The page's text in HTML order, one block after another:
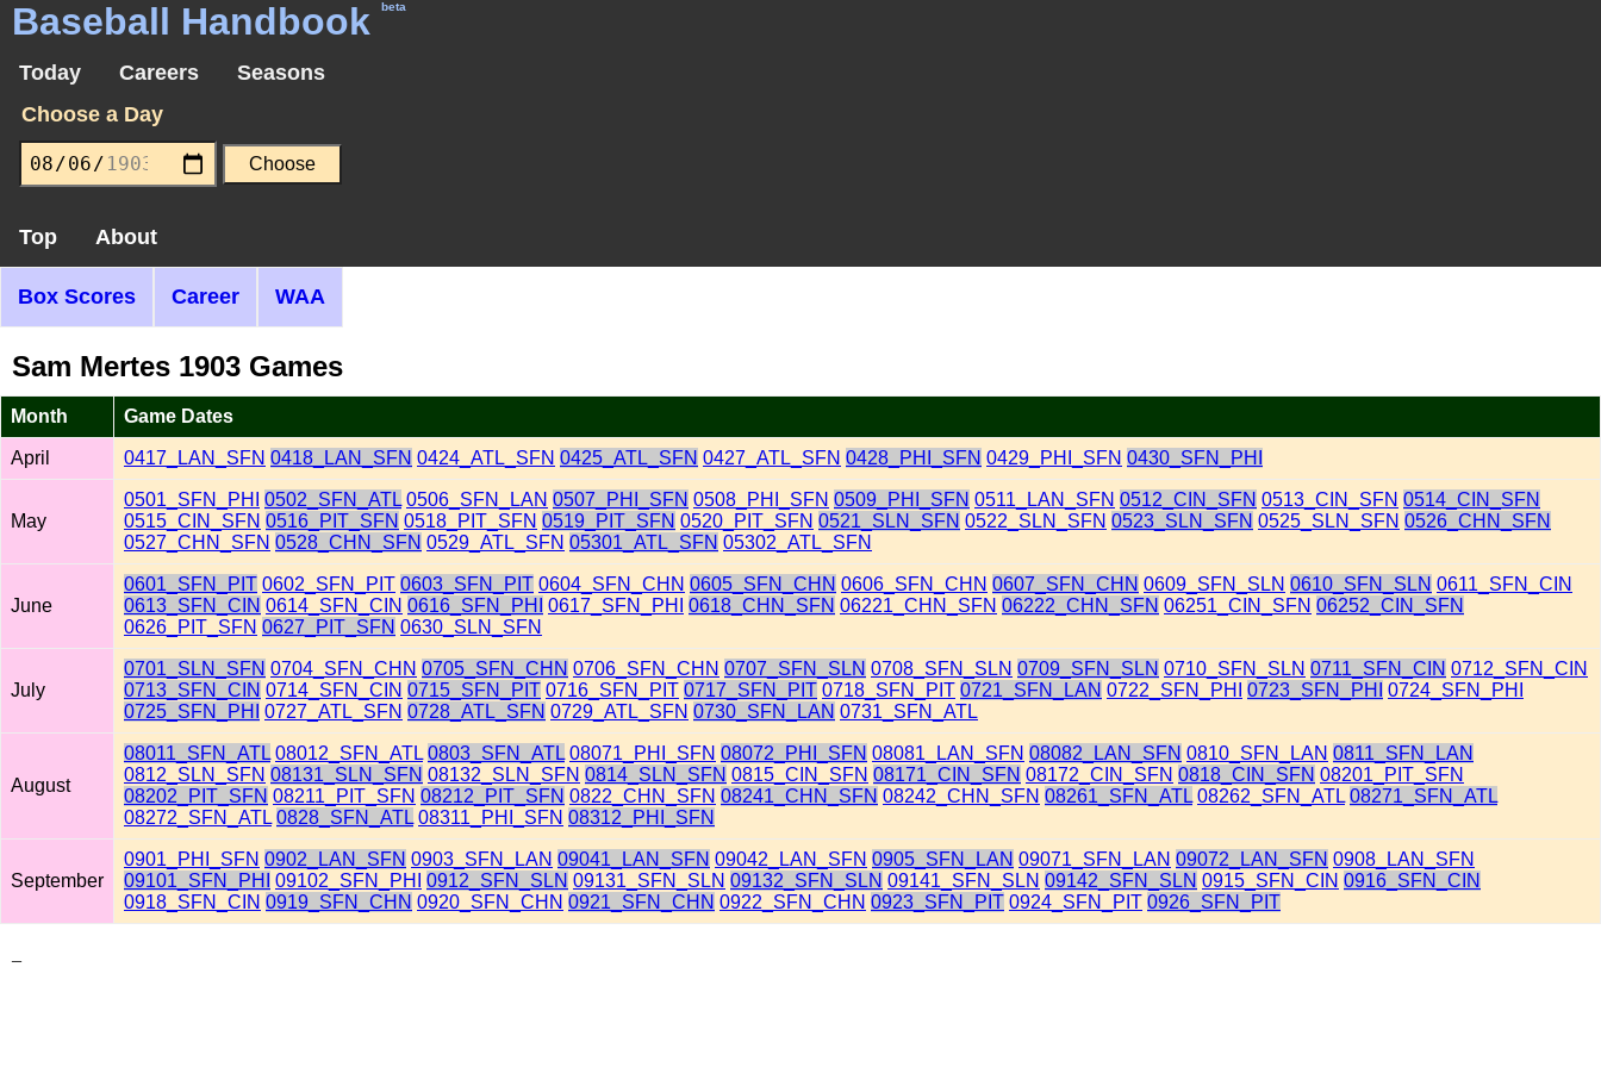
Baseball Handbook beta
Today Careers
Seasons
Choose a Day
Top About
Box Scores Career WAA
Sam Mertes 1903 Games
Month Game Dates
April 0417_LAN_SFN 0418_LAN_SFN 0424_ATL_SFN 0425_ATL_SFN 0427_ATL_SFN 0428_PHI_SFN 0429_PHI_SFN 0430_SFN_PHI
May
0501_SFN_PHI 0502_SFN_ATL 0506_SFN_LAN 0507_PHI_SFN 0508_PHI_SFN 0509_PHI_SFN 0511_LAN_SFN 0512_CIN_SFN 0513_CIN_SFN 0514_CIN_SFN
0515_CIN_SFN 0516_PIT_SFN 0518_PIT_SFN 0519_PIT_SFN 0520_PIT_SFN 0521_SLN_SFN 0522_SLN_SFN 0523_SLN_SFN 0525_SLN_SFN 0526_CHN_SFN
0527_CHN_SFN 0528_CHN_SFN 0529_ATL_SFN 05301_ATL_SFN 05302_ATL_SFN
June
0601_SFN_PIT 0602_SFN_PIT 0603_SFN_PIT 0604_SFN_CHN 0605_SFN_CHN 0606_SFN_CHN 0607_SFN_CHN 0609_SFN_SLN 0610_SFN_SLN 0611_SFN_CIN
0613_SFN_CIN 0614_SFN_CIN 0616_SFN_PHI 0617_SFN_PHI 0618_CHN_SFN 06221_CHN_SFN 06222_CHN_SFN 06251_CIN_SFN 06252_CIN_SFN
0626_PIT_SFN 0627_PIT_SFN 0630_SLN_SFN
July
0701_SLN_SFN 0704_SFN_CHN 0705_SFN_CHN 0706_SFN_CHN 0707_SFN_SLN 0708_SFN_SLN 0709_SFN_SLN 0710_SFN_SLN 0711_SFN_CIN 0712_SFN_CIN
0713_SFN_CIN 0714_SFN_CIN 0715_SFN_PIT 0716_SFN_PIT 0717_SFN_PIT 0718_SFN_PIT 0721_SFN_LAN 0722_SFN_PHI 0723_SFN_PHI
0724_SFN_PHI
0725_SFN_PHI
0727_ATL_SFN 0728_ATL_SFN 0729_ATL_SFN 0730_SFN_LAN 0731_SFN_ATL
August
08011_SFN_ATL 08012_SFN_ATL 0803_SFN_ATL 08071_PHI_SFN 08072_PHI_SFN 08081_LAN_SFN 08082_LAN_SFN 0810_SFN_LAN 0811_SFN_LAN
0812_SLN_SFN 08131_SLN_SFN 08132_SLN_SFN 0814_SLN_SFN 0815_CIN_SFN 08171_CIN_SFN 08172_CIN_SFN 0818_CIN_SFN 08201_PIT_SFN
08202_PIT_SFN 08211_PIT_SFN 08212_PIT_SFN 0822_CHN_SFN 08241_CHN_SFN 08242_CHN_SFN 08261_SFN_ATL 08262_SFN_ATL 08271_SFN_ATL
08272_SFN_ATL 0828_SFN_ATL 08311_PHI_SFN 08312_PHI_SFN
September
0901_PHI_SFN 0902_LAN_SFN 0903_SFN_LAN 09041_LAN_SFN 09042_LAN_SFN 0905_SFN_LAN 09071_SFN_LAN 09072_LAN_SFN 0908_LAN_SFN
09101_SFN_PHI
09102_SFN_PHI 0912_SFN_SLN 09131_SFN_SLN 09132_SFN_SLN 09141_SFN_SLN 09142_SFN_SLN 0915_SFN_CIN 0916_SFN_CIN
0918_SFN_CIN 0919_SFN_CHN 0920_SFN_CHN 0921_SFN_CHN 0922_SFN_CHN 0923_SFN_PIT 0924_SFN_PIT 0926_SFN_PIT